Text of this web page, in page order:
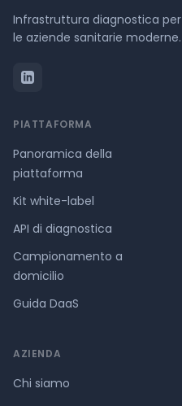
Infrastruttura diagnostica per
le aziende sanitarie moderne.
PIATTAFORMA
Panoramica della
piattaforma
Kit white-label
API di diagnostica
Campionamento a
domicilio
Guida DaaS
AZIENDA
Chi siamo